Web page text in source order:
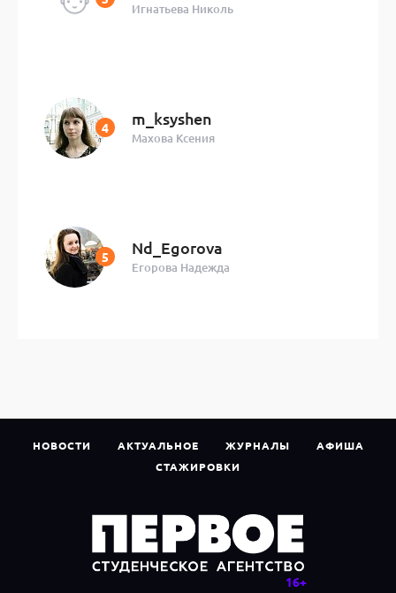
Игнатьева Николь
m_ksyshen
Махова Ксения
Nd_Egorova
Егорова Надежда
НОВОСТИ АКТУАЛЬНОЕ ЖУРНАЛЫ
АФИША
СТАЖИРОВКИ